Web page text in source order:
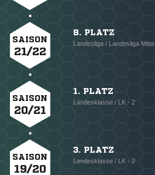
SAISON
21/22
8. PLATZ
Landesliga / Landesliga Mitte
SAISON
20/21
1. PLATZ
Landesklasse / LK - 2
SAISON
19/20
3. PLATZ
Landesklasse / LK - 2